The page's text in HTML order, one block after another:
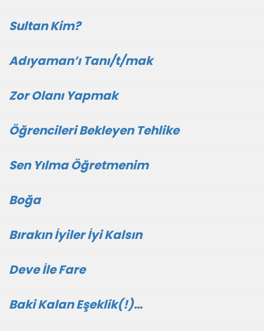
Sultan Kim?
Adıyaman’ı Tanı/t/mak
Zor Olanı Yapmak
Öğrencileri Bekleyen Tehlike
Sen Yılma Öğretmenim
Boğa
Bırakın İyiler İyi Kalsın
Deve İle Fare
Baki Kalan Eşeklik(!)…